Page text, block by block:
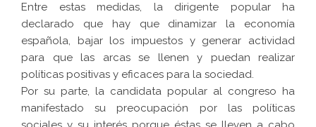
Entre estas medidas, la dirigente popular ha
declarado que hay que dinamizar la economía
española, bajar los impuestos y generar actividad
para que las arcas se llenen y puedan realizar
políticas positivas y eficaces para la sociedad.
Por su parte, la candidata popular al congreso ha
manifestado su preocupación por las políticas